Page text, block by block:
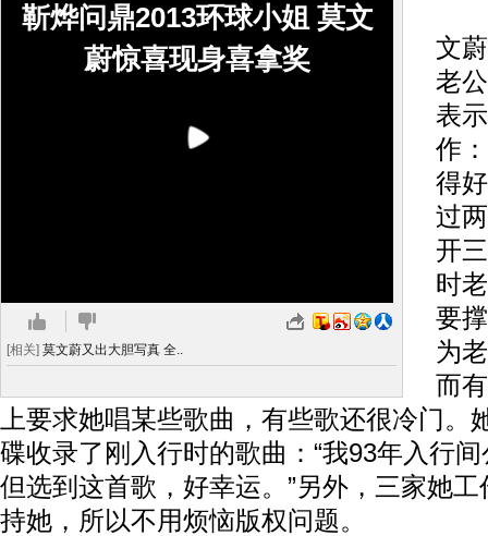
靳烨问鼎2013环球小姐 莫文
蔚惊喜现身喜拿奖
[相关] 莫文蔚又出大胆写真 全..
文
老
表
作
得
过
开
时
要
为
而
上要求她唱某些歌曲，有些歌还很冷门。
碟收录了刚入行时的歌曲：“我93年入行
但选到这首歌，好幸运。”另外，三家她
持她，所以不用烦恼版权问题。